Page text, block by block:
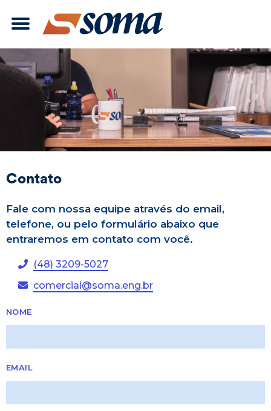
Contato
Fale com nossa equipe através do email,
telefone, ou pelo formulário abaixo que
entraremos em contato com você.
(48) 3209-5027
comercial@soma.eng.br
NOME
EMAIL